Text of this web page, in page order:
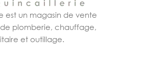
est un magasin de vente
plomberie, chauffage,
et outillage.